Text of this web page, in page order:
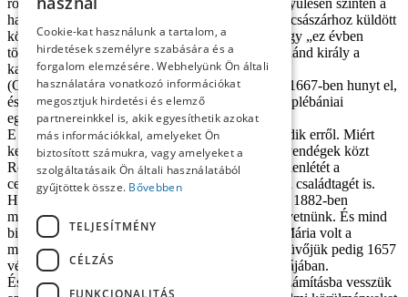
határvizsgáló bizottság egyik tagjának és a római császárhoz küldött
követségnek is tagjául választatott.” Valamint, hogy „ez évben
tömérdek fáradtságai és kárai jutalmául III. Ferdinánd király a
kamarától neki 3000 ftot utalványozott”.
(Csupán a teljesség kedvéért említjük meg, hogy 1667-ben hunyt el,
és „eltemettetett előbb elhalt neje mellé a beczkói plébániai
egyházban”.)15
E tanulmány szerzője a témában másképp vélekedik erről. Miért
kellett volna meghívót küldeni és szerepeltetni a vendégek közt
Révay Lászlót, amikor ő Beckón otthon volt, s jelenlétét a
ceremónián természetesnek vehetjük, mint a többi családtagét is.
Ha a tanulmányban leírtakat elfogadjuk, akkor az 1882-ben
megjelent évszámokat (1664–68) teljesen el kell vetnünk. És mind
bizonyosabbnak látszik az, hogy Mednyánszky Mária volt a
menyasszony, a vőlegény Labsánszky János, esküvőjük pedig 1657
végén (őszén) történhetett Beckó várának kápolnájában.
És ez az időpont nagyon is reálisnak látszik, ha számításba vesszük
Cookie-kat használunk a tartalom, a
hirdetések személyre szabására és a
forgalom elemzésére. Webhelyünk Ön általi
használatára vonatkozó információkat
megosztjuk hirdetési és elemző
partnereinkkel is, akik egyesíthetik azokat
más információkkal, amelyeket Ön
biztosított számukra, vagy amelyeket a
szolgáltatásaik Ön általi használatából
gyűjtöttek össze. Bővebben
TELJESÍTMÉNY
CÉLZÁS
FUNKCIONALITÁS